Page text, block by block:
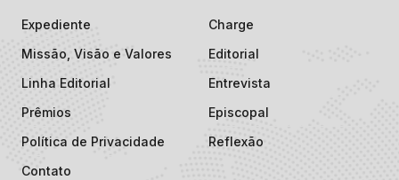
Expediente
Missão, Visão e Valores
Linha Editorial
Prêmios
Política de Privacidade
Contato
Charge
Editorial
Entrevista
Episcopal
Reflexão